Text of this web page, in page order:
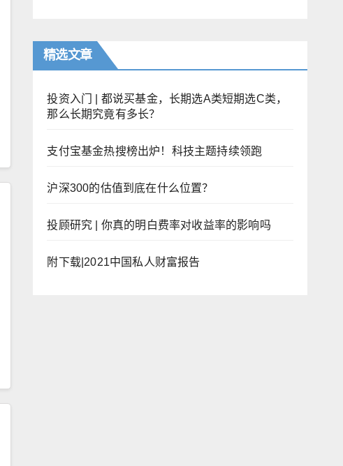
精选文章
投资入门 | 都说买基金，长期选A类短期选C类，
那么长期究竟有多长？
支付宝基金热搜榜出炉！科技主题持续领跑
沪深300的估值到底在什么位置？
投顾研究 | 你真的明白费率对收益率的影响吗
附下载|2021中国私人财富报告